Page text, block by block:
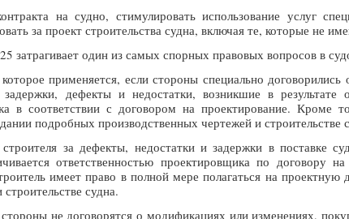
на судно, стимулировать использование услуг
за проект строительства судна, включая те, которые не
затрагивает один из самых спорных правовых вопросов в
применяется, если стороны специально
задержки, дефекты и недостатки, возникшие в
в соответствии с договором на проектирование. Кроме
подробных производственных чертежей и строительстве
за дефекты, недостатки и задержки в поставке
ответственностью проектировщика по договору
имеет право в полной мере полагаться на
судна.
не договорятся о модификациях или изменениях,